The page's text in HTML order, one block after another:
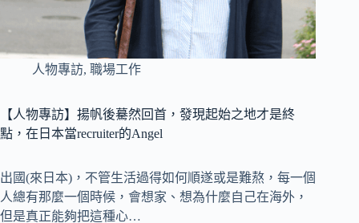
人物專訪, 職場工作
【人物專訪】揚帆後驀然回首，發現起始之地才是終
點，在日本當recruiter的Angel
出國(來日本)，不管生活過得如何順遂或是難熬，每一個
人總有那麼一個時候，會想家、想為什麼自己在海外，
但是真正能夠把這種心…